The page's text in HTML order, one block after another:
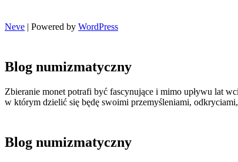
Neve | Powered by WordPress
Blog numizmatyczny
Zbieranie monet potrafi być fascynujące i mimo upływu lat
w którym dzielić się będę swoimi przemyśleniami,
Blog numizmatyczny